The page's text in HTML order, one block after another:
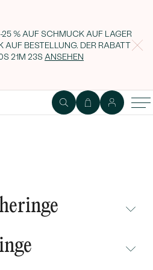
25 % AUF SCHMUCK AUF LAGER
AUF BESTELLUNG. DER RABATT
21M 23SANSEHEN